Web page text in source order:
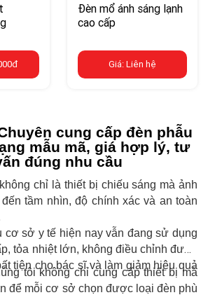
Đèn mổ ánh sáng lạnh
cao cấp
Giá: Liên hệ
cung cấp đèn phẫu
mẫu mã, giá hợp lý, tư
đúng nhu cầu
chỉ là thiết bị chiếu sáng mà ảnh
tầm nhìn, độ chính xác và an toàn
cơ sở y tế hiện nay vẫn đang sử dụng
tỏa nhiệt lớn, không điều chỉnh được
tiện cho bác sĩ và làm giảm hiệu quả
tôi không chỉ cung cấp thiết bị mà
để mỗi cơ sở chọn được loại đèn phù